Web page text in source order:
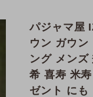
パジャマ屋
ウン ガウン
ング メンズ
希 喜寿 米
ゼント にも